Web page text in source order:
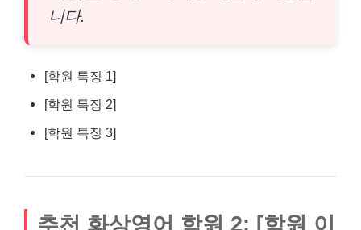
니다.
[학원 특징 1]
[학원 특징 2]
[학원 특징 3]
추천 화상영어 학원 2: [학원 이